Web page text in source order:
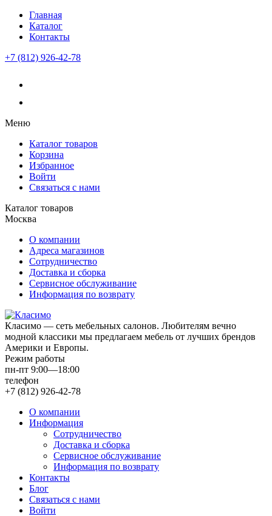
Главная
Каталог
Контакты
+7 (812) 926-42-78
Меню
Каталог товаров
Корзина
Избранное
Войти
Связаться с нами
Каталог товаров
Москва
О компании
Адреса магазинов
Сотрудничество
Доставка и сборка
Сервисное обслуживание
Информация по возврату
Класимо — cеть мебельных салонов. Любителям вечно
модной классики мы предлагаем мебель от лучших брендов
Америки и Европы.
Режим работы
пн-пт 9:00—18:00
телефон
+7 (812) 926-42-78
О компании
Информация
Сотрудничество
Доставка и сборка
Сервисное обслуживание
Информация по возврату
Контакты
Блог
Связаться с нами
Войти